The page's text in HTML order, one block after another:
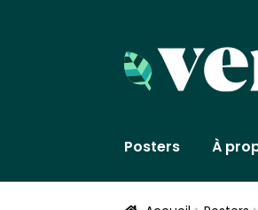
Aller
à
Aller
au
contenu
Posters À